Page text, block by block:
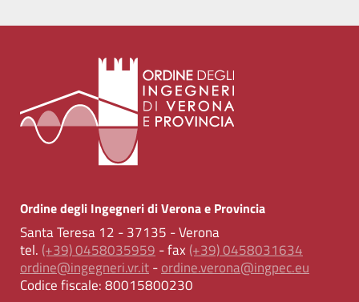
Ordine degli Ingegneri di Verona e Provincia
Santa Teresa 12 - 37135 - Verona
tel. (+39) 0458035959 - fax (+39) 0458031634
ordine@ingegneri.vr.it-ordine.verona@ingpec.eu
Codice fiscale:80015800230